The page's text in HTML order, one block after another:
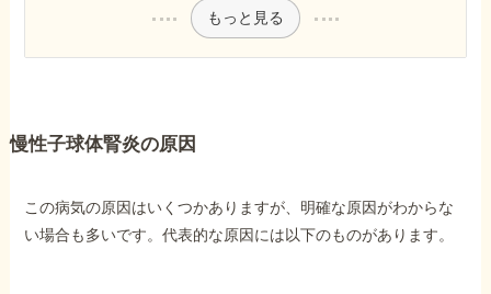
で受給相談をする
他社と何が違うの？
もっと見る
慢性子球体腎炎の原因
この病気の原因はいくつかありますが、明確な原因がわからな
い場合も多いです。代表的な原因には以下のものがあります。